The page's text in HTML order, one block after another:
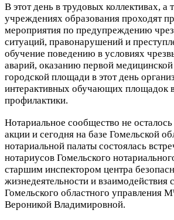
В этот день в трудовых коллективах, а
учреждениях образования проходят
мероприятия по предупреждению
ситуаций, правонарушений и
обучение поведению в условиях
аварий, оказанию первой
городской площади в этот день
интерактивных обучающих площадок
профилактики.
Нотариальное сообщество не
акции и сегодня на базе Гомельской
нотариальной палаты состоялась
нотариусов Гомельского
старшим инспектором центра
жизнедеятельности и взаимодействия
Гомельского областного управления
Вероникой Владимировной.